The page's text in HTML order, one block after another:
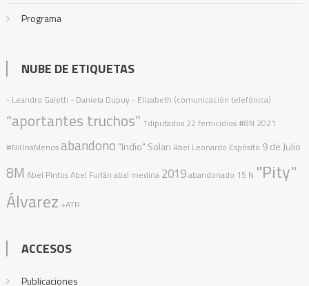
Programa
NUBE DE ETIQUETAS
- Leandro Galetti - Daniela Dupuy - Elizabeth (comunicación telefónica)
“aportantes truchos” 1diputados 22 femicidios #8N 2021
#NiUnaMenosabandono "Indio" Solari Abel Leonardo Espósito 9 de Julio
8M Abel PintosAbel Furlán abal medina 2019abandonado 15 N "Pity"
Álvarez +ATR
ACCESOS
Publicaciones